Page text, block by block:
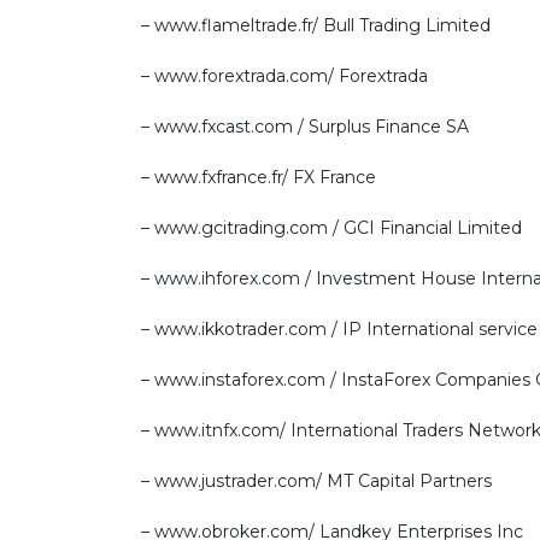
– www.flameltrade.fr/ Bull Trading Limited
– www.forextrada.com/ Forextrada
– www.fxcast.com / Surplus Finance SA
– www.fxfrance.fr/ FX France
– www.gcitrading.com / GCI Financial Limited
– www.ihforex.com / Investment House
– www.ikkotrader.com / IP International service
– www.instaforex.com / InstaForex Companies
– www.itnfx.com/ International Traders
– www.justrader.com/ MT Capital Partners
– www.obroker.com/ Landkey Enterprises Inc